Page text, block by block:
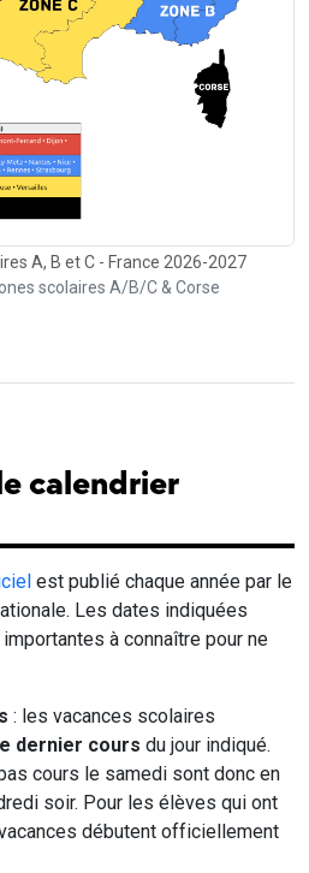
A, B et C - France 2026-2027
scolaires A/B/C & Corse
calendrier
est publié chaque année par le
Les dates indiquées
à connaître pour ne
: les vacances scolaires
dernier cours du jour indiqué.
cours le samedi sont donc en
soir. Pour les élèves qui ont
débutent officiellement